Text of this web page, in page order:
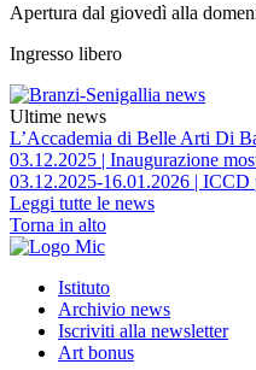
Apertura dal giovedì alla
Ingresso libero
Ultime news
L’Accademia di Belle Arti Di
03.12.2025 | Inaugurazione
03.12.2025-16.01.2026 | ICCD
Leggi tutte le news
Torna in alto
Istituto
Archivio news
Iscriviti alla newsletter
Art bonus